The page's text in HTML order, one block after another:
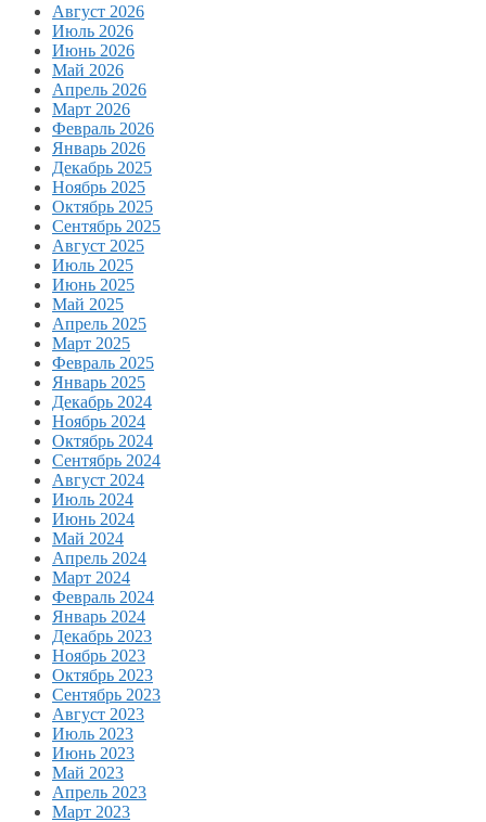
Август 2026
Июль 2026
Июнь 2026
Май 2026
Апрель 2026
Март 2026
Февраль 2026
Январь 2026
Декабрь 2025
Ноябрь 2025
Октябрь 2025
Сентябрь 2025
Август 2025
Июль 2025
Июнь 2025
Май 2025
Апрель 2025
Март 2025
Февраль 2025
Январь 2025
Декабрь 2024
Ноябрь 2024
Октябрь 2024
Сентябрь 2024
Август 2024
Июль 2024
Июнь 2024
Май 2024
Апрель 2024
Март 2024
Февраль 2024
Январь 2024
Декабрь 2023
Ноябрь 2023
Октябрь 2023
Сентябрь 2023
Август 2023
Июль 2023
Июнь 2023
Май 2023
Апрель 2023
Март 2023